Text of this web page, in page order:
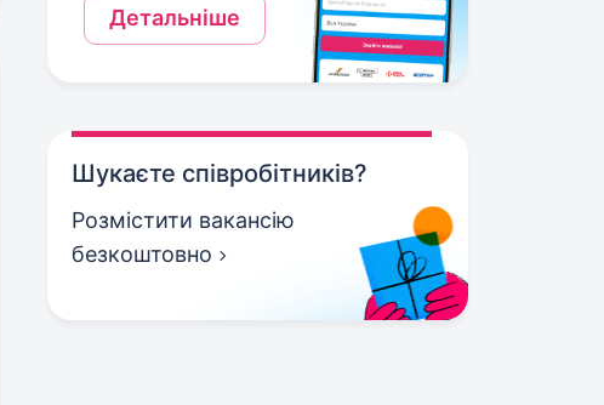
Детальніше
Шукаєте співробітників?
Розмістити вакансію
безкоштовно